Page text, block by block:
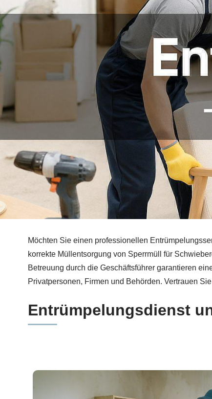
Setzen Sie auf Entrümpelung für
Möchten Sie einen professionellen
korrekte Müllentsorgung von Sperrmüll für
Betreuung durch die Geschäftsführer garantieren
Privatpersonen, Firmen und Behörden. Vertrauen
Entrümpelungsdienst